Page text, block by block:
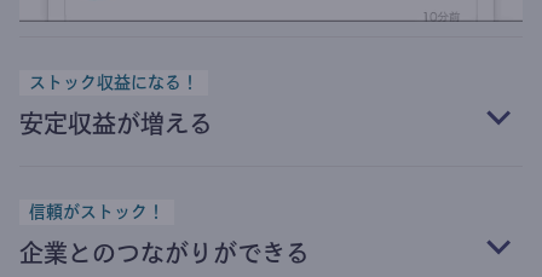
ストック収益になる！
安定収益が増える
信頼がストック！
企業とのつながりができる